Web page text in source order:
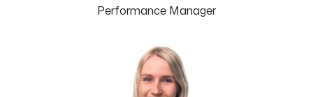
Performance Manager